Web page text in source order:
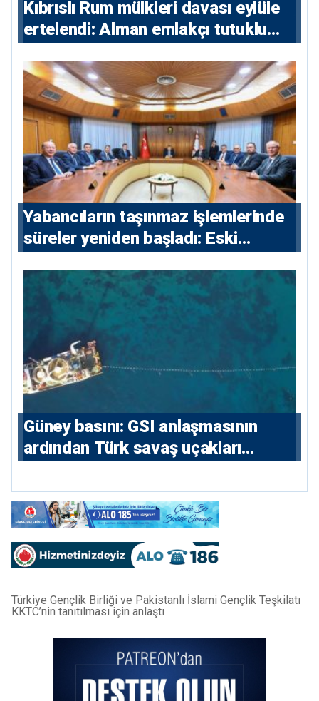
Kıbrıslı Rum mülkleri davası eylüle
ertelendi: Alman emlakçı tutuklu
Yabancıların taşınmaz işlemlerinde
süreler yeniden başladı: Eski
konutlara 36 ay
Güney basını: ⁠GSI anlaşmasının
ardından Türk savaş uçakları
Türkiye Gençlik Birliği ve Pakistanlı İslami Gençlik Teşkilatı
KKTC’nin tanıtılması için anlaştı